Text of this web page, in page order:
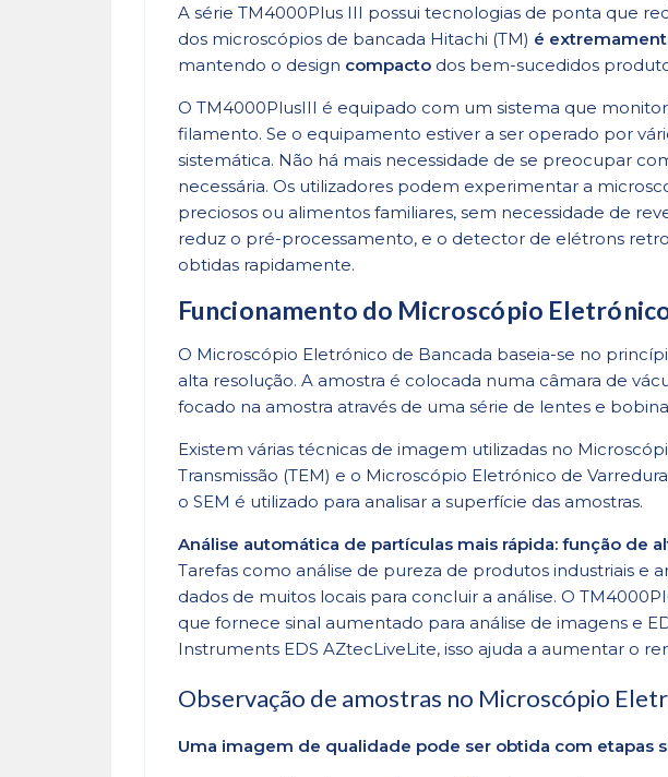
A série TM4000Plus III possui tecnologias de ponta que
dos microscópios de bancada Hitachi (TM) é
mantendo o design compacto dos bem-sucedidos
O TM4000PlusIII é equipado com um sistema que
filamento. Se o equipamento estiver a ser operado por
sistemática. Não há mais necessidade de se preocupar
necessária. Os utilizadores podem experimentar a
preciosos ou alimentos familiares, sem necessidade de
reduz o pré-processamento, e o detector de elétrons
obtidas rapidamente.
Funcionamento do Microscópio
O Microscópio Eletrónico de Bancada baseia-se no
alta resolução. A amostra é colocada numa câmara de
focado na amostra através de uma série de lentes e
Existem várias técnicas de imagem utilizadas no
Transmissão (TEM) e o Microscópio Eletrónico de
o SEM é utilizado para analisar a superfície das amostras.
Análise automática de partículas mais rápida: função de
Tarefas como análise de pureza de produtos industriais e
dados de muitos locais para concluir a análise. O
que fornece sinal aumentado para análise de imagens e
Instruments EDS AZtecLiveLite, isso ajuda a aumentar o
Observação de amostras no Microscópio
Uma imagem de qualidade pode ser obtida com etapas